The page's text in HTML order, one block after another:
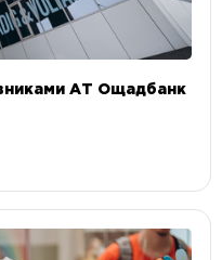
АТ Ощадбанк